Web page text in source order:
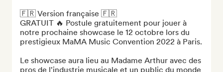
🇫🇷 Version française 🇫🇷
GRATUIT 🔥 Postule gratuitement pour jouer à
notre prochaine showcase le 12 octobre lors du
prestigieux MaMA Music Convention 2022 à Paris.
Le showcase aura lieu au Madame Arthur avec des
pros de l'industrie musicale et un public du monde